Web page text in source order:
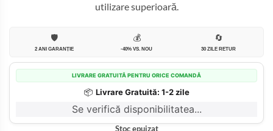
utilizare superioară.
🛡️
2 ANI GARANȚIE
💰
-40% VS. NOU
🔄
30 ZILE RETUR
LIVRARE GRATUITĂ PENTRU ORICE COMANDĂ
📦 Livrare Gratuită: 1-2 zile
Se verifică disponibilitatea...
Stoc epuizat